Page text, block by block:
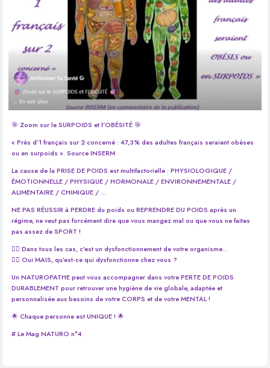
🎯 Zoom sur le SURPOIDS et l’OBÉSITÉ 🎯
« Près d’1 français sur 2 concerné : 47,3% des adultes français seraient obèses
ou en surpoids ». Source INSERM
La cause de la PRISE DE POIDS est multifactorielle : PHYSIOLOGIQUE /
ÉMOTIONNELLE / PHYSIQUE / HORMONALE / ENVIRONNEMENTALE /
ALIMENTAIRE / CHIMIQUE / …
NE PAS RÉUSSIR à PERDRE du poids ou REPRENDRE DU POIDS après un
régime, ne veut pas forcément dire que vous mangez mal ou que vous ne faites
pas assez de SPORT !
👉🏻 Dans tous les cas, c’est un dysfonctionnement de votre organisme…
👉🏻 Oui MAIS, qu’est-ce qui dysfonctionne chez vous ?
Un NATUROPATHE peut vous accompagner dans votre PERTE DE POIDS
DURABLEMENT pour retrouver une hygiène de vie globale, adaptée et
personnalisée aux besoins de votre CORPS et de votre MENTAL !
🌟 Chaque personne est UNIQUE ! 🌟
# Le Mag NATURO n°4